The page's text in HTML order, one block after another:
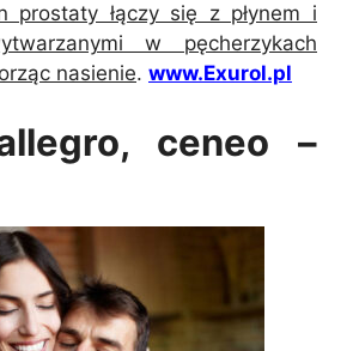
prostaty łączy się z płynem i
w pęcherzykach
nasienie. www.Exurol.pl
ceneo –